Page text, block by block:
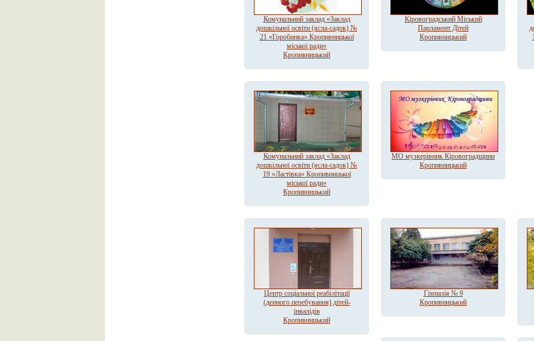
Комунальний заклад «Заклад
дошкільної освіти (ясла-садок) №
21 «Горобинка» Кропивницької
міської ради»
Кропивницький
Кіровоградський Міський
Парламент Дітей
Кропивницький
Комунальний заклад «Заклад
дошкільної освіти (ясла-садок) №
19 «Ластівка» Кропивницької
міської ради»
Кропивницький
МО музкерівник Кіровоградщини
Кропивницький
Центр соціальної реабілітації
(денного перебування) дітей-
інвалідів
Кропивницький
Гімназія № 9
Кропивницький